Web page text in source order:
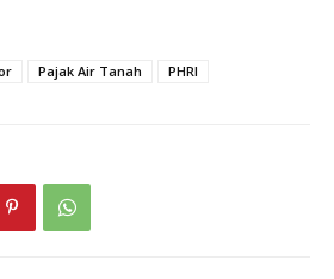
Pajak Air Tanah PHRI